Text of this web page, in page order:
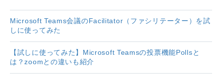
Microsoft Teams会議のFacilitator（ファシリテーター）を試
しに使ってみた
【試しに使ってみた】Microsoft Teamsの投票機能Pollsと
は？zoomとの違いも紹介